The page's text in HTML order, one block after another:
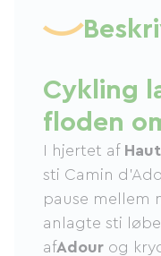
Cykling
floden
I hjertet af
sti Camin
pause mellem
anlagte sti
afAdour og